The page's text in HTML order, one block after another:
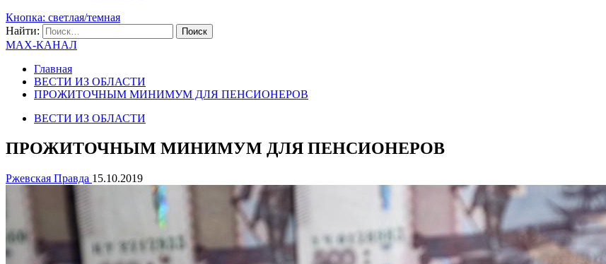
Кнопка: светлая/темная
Найти:
MAX-КАНАЛ
Главная
ВЕСТИ ИЗ ОБЛАСТИ
ПРОЖИТОЧНЫМ МИНИМУМ ДЛЯ ПЕНСИОНЕРОВ
ВЕСТИ ИЗ ОБЛАСТИ
ПРОЖИТОЧНЫМ МИНИМУМ ДЛЯ ПЕНСИОНЕРОВ
Ржевская Правда 15.10.2019